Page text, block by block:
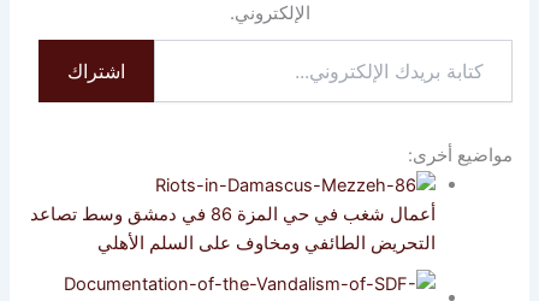
الإلكتروني.
بريدك
الإلكتروني...
اشتراك
مواضيع أخرى:
أعمال شغب في حي المزة 86 في دمشق وسط تصاعد
التحريض الطائفي ومخاوف على السلم الأهلي